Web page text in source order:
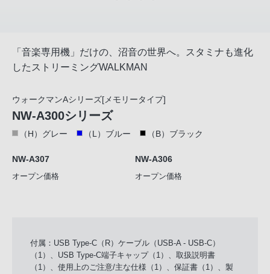
「音楽専用機」だけの、沼音の世界へ。スタミナも進化
したストリーミングWALKMAN
ウォークマンAシリーズ[メモリータイプ]
NW-A300シリーズ
（H）グレー （L）ブルー （B）ブラック
NW-A307
オープン価格
NW-A306
オープン価格
付属：USB Type-C（R）ケーブル（USB-A - USB-C）
（1）、USB Type-C端子キャップ（1）、取扱説明書
（1）、使用上のご注意/主な仕様（1）、保証書（1）、製